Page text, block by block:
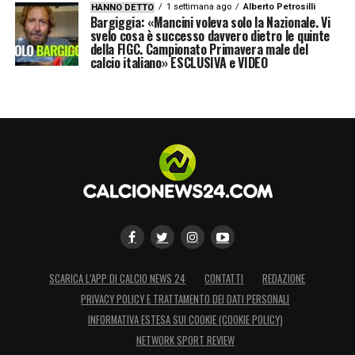
che si riaccende facilmente. Un contesto
stimolante. È un piacere avere Giampaolo
qui, un grandissimo in bocca al lupo».
LA PLAYLIST DELLE NOSTRE TOP NEWS
HANNO DETTO 1 settimana ago Alberto Petrosilli
Bargiggia: «Mancini voleva solo la Nazionale. Vi
svelo cosa è successo davvero dietro le quinte
della FIGC. Campionato Primavera male del
calcio italiano» ESCLUSIVA e VIDEO
SCARICA L’APP DI CALCIO NEWS 24 CONTATTI
REDAZIONE
PRIVACY POLICY E TRATTAMENTO DEI DATI PERSONALI
INFORMATIVA ESTESA SUI COOKIE (COOKIE POLICY)
NETWORK SPORT REVIEW